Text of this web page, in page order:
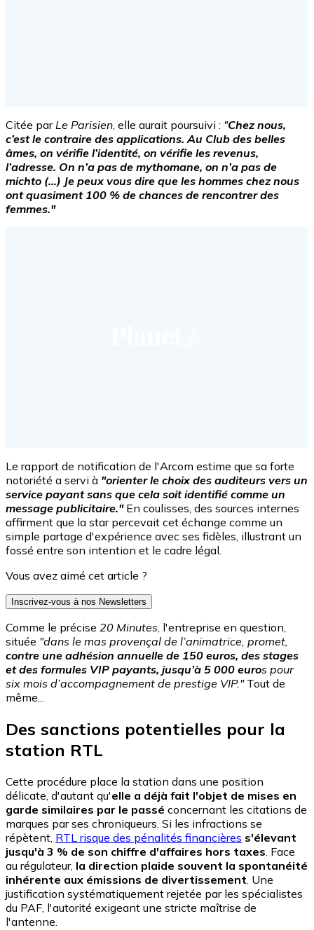
Citée parLe Parisien, elle aurait poursuivi : "Chez nous,
c’est le contraire des applications. Au Club des belles
âmes, on vérifie l’identité, on vérifie les revenus,
l’adresse. On n’a pas de mythomane, on n’a pas de
michto (…) Je peux vous dire que les hommes chez nous
ont quasiment 100 % de chances de rencontrer des
femmes."
Le rapport de notification de l'Arcom estime que sa forte
notoriété a servi à "orienter le choix des auditeurs vers un
service payant sans que cela soit identifié comme un
message publicitaire."En coulisses, des sources internes
affirment que la star percevait cet échange comme un
simple partage d'expérience avec ses fidèles, illustrant un
fossé entre son intention et le cadre légal.
Vous avez aimé cet article ?
Inscrivez-vous à nos Newsletters
Comme le précise 20 Minutes, l'entreprise en question,
située "dans le mas provençal de l’animatrice, promet,
contre une adhésion annuelle de 150 euros, des stages
et des formules VIP payants, jusqu’à 5 000 euros pour
six mois d’accompagnement de prestige VIP." Tout de
même...
Des sanctions potentielles pour la
station RTL
Cette procédure place la station dans une position
délicate, d'autant qu'elle a déjà fait l'objet de mises en
garde similaires par le passé concernant les citations de
marques par ses chroniqueurs. Si les infractions se
répètent, RTL risque des pénalités financières s'élevant
jusqu'à 3 % de son chiffre d'affaires hors taxes. Face
au régulateur, la direction plaide souvent la spontanéité
inhérente aux émissions de divertissement. Une
justification systématiquement rejetée par les spécialistes
du PAF, l'autorité exigeant une stricte maîtrise de
l'antenne.